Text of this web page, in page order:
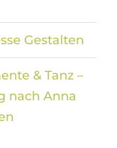
Gestalten
& Tanz –
nach Anna